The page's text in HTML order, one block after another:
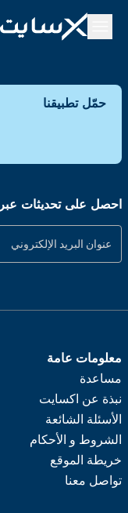
حمّل تطبيقنا
احصل على تحديثات عبر
معلومات عامة
مساعدة
نبذة عن اكسايت
الأسئلة الشائعة
الشروط و الأحكام
خريطة الموقع
تواصل معنا